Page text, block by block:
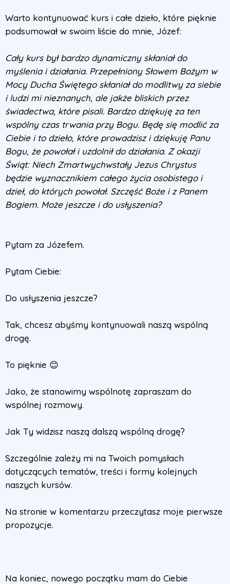
Warto kontynuować kurs i całe dzieło, które pięknie
podsumował w swoim liście do mnie, Józef:
Cały kurs był bardzo dynamiczny skłaniał do
myślenia i działania. Przepełniony Słowem Bożym w
Mocy Ducha Świętego skłaniał do modlitwy za siebie
i ludzi mi nieznanych, ale jakże bliskich przez
świadectwa, które pisali. Bardzo dziękuję za ten
wspólny czas trwania przy Bogu. Będę się modlić za
Ciebie i to dzieło, które prowadzisz i dziękuję Panu
Bogu, że powołał i uzdolnił do działania. Z okazji
Świąt: Niech Zmartwychwstały Jezus Chrystus
będzie wyznacznikiem całego życia osobistego i
dzieł, do których powołał. Szczęść Boże i z Panem
Bogiem. Może jeszcze i do usłyszenia?
Pytam za Józefem.
Pytam Ciebie:
Do usłyszenia jeszcze?
Tak, chcesz abyśmy kontynuowali naszą wspólną
drogę.
To pięknie 😊
Jako, że stanowimy wspólnotę zapraszam do
wspólnej rozmowy.
Jak Ty widzisz naszą dalszą wspólną drogę?
Szczególnie zależy mi na Twoich pomysłach
dotyczących tematów, treści i formy kolejnych
naszych kursów.
Na stronie w komentarzu przeczytasz moje pierwsze
propozycje.
Na koniec, nowego początku mam do Ciebie